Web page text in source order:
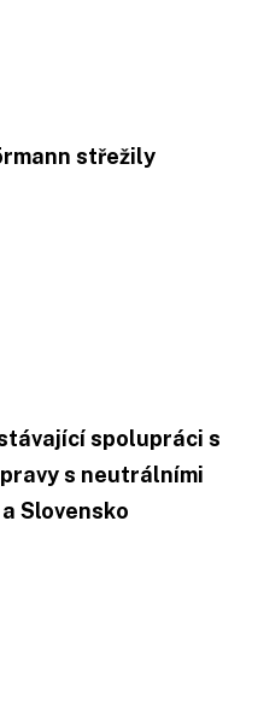
střežily
spolupráci s
s neutrálními
Slovensko